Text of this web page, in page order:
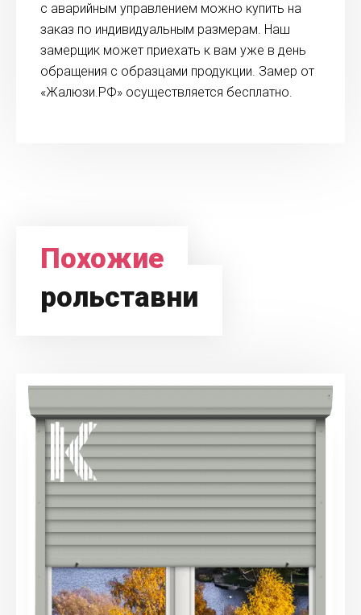
с аварийным управлением можно купить на
заказ по индивидуальным размерам. Наш
замерщик может приехать к вам уже в день
обращения с образцами продукции. Замер от
«Жалюзи.РФ» осуществляется бесплатно.
Похожие
рольставни